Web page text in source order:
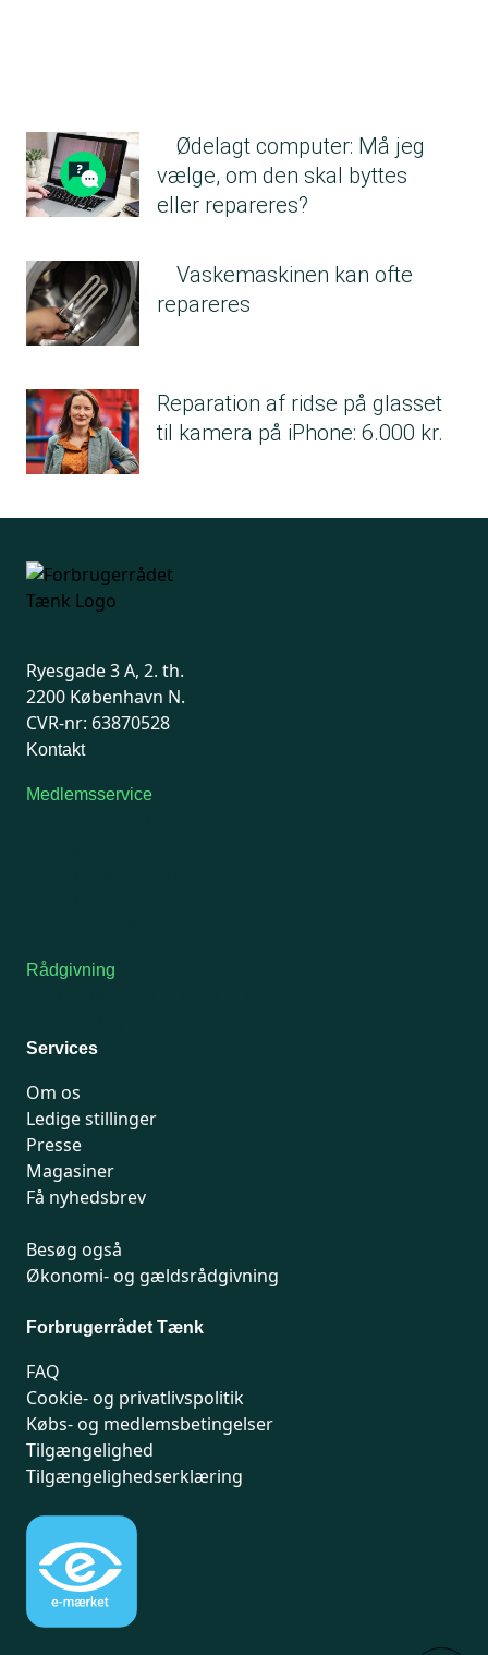
Ødelagt computer: Må jeg
vælge, om den skal byttes
eller repareres?
Vaskemaskinen kan ofte
repareres
Reparation af ridse på glasset
til kamera på iPhone: 6.000 kr.
Ryesgade 3 A, 2. th.
2200 København N.
CVR-nr: 63870528
Kontakt
Medlemsservice
Rådgivning
Services
Om os
Ledige stillinger
Presse
Magasiner
Få nyhedsbrev
Besøg også
Økonomi- og gældsrådgivning
Forbrugerrådet Tænk
FAQ
Cookie- og privatlivspolitik
Købs- og medlemsbetingelser
Tilgængelighed
Tilgængelighedserklæring